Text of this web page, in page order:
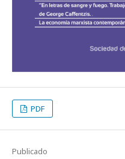
PDF
Publicado